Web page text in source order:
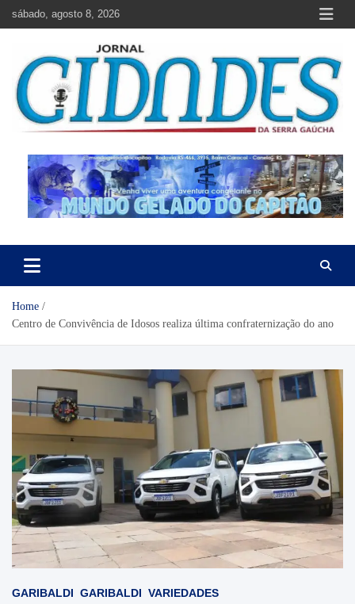
sábado, agosto 8, 2026
Jornal Cidades da Serra Gaúcha
Home
Centro de Convivência de Idosos realiza última confraternização do ano
GARIBALDI GARIBALDI VARIEDADES